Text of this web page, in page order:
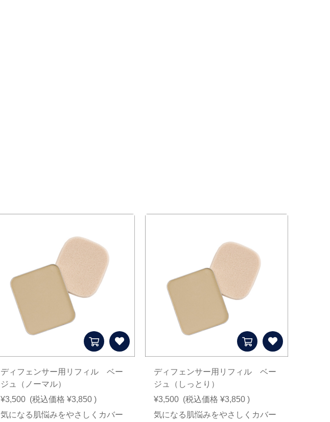
ディフェンサー用リフィル ベー
ジュ（ノーマル）
¥3,500 (税込価格 ¥3,850 )
気になる肌悩みをやさしくカバー
ディフェンサー用リフィル ベー
ジュ（しっとり）
¥3,500 (税込価格 ¥3,850 )
気になる肌悩みをやさしくカバー